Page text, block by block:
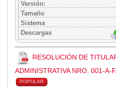
Versión:
Tamaño
Sistema
Descargas
RESOLUCIÓN DE
ADMINISTRATIVA NRO. 001-A-
POPULAR
GACETA TRIBUTARIA
Ordenanzas/Resoluciones
Convenios
Cumplimiento LOTAIP
Concurso de Méritos
Concursos 2016